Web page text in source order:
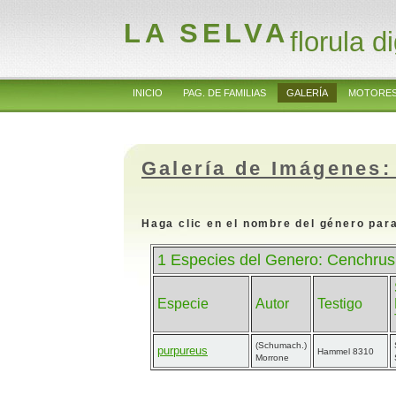
LA SELVAflorula
INICIO PAG. DE FAMILIAS GALERÍA
Galería de
Haga clic en el nombre del género
1 Especies del Genero:
Especie Autor Testigo
purpureus
(Schumach.)
Morrone
Hammel 8310